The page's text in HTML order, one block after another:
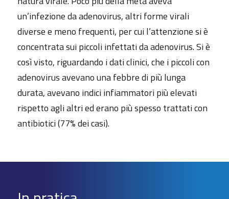
un’infezione da adenovirus, altri forme virali
diverse e meno frequenti, per cui l’attenzione si è
concentrata sui piccoli infettati da adenovirus. Si è
così visto, riguardando i dati clinici, che i piccoli con
adenovirus avevano una febbre di più lunga
durata, avevano indici infiammatori più elevati
rispetto agli altri ed erano più spesso trattati con
antibiotici (77% dei casi).